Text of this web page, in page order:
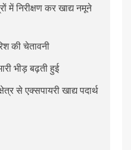
में निरीक्षण कर खाद्य नमूने
की चेतावनी
भीड़ बढ़ती हुई
से एक्सपायरी खाद्य पदार्थ